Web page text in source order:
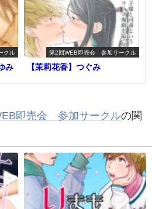
クル
み
第2回WEB即売会 参加サークル
【茉莉花香】つぐみ
即売会 参加サークルの関